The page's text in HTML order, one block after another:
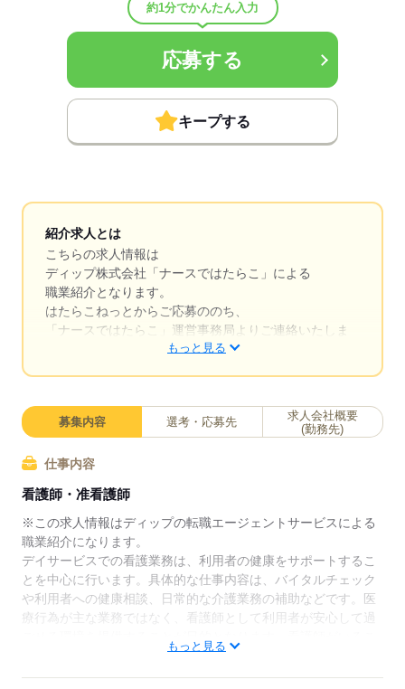
約1分でかんたん入力
応募する
キープする
紹介求人とは
こちらの求人情報は
ディップ株式会社「ナースではたらこ」による
職業紹介となります。
はたらこねっとからご応募ののち、
「ナースではたらこ」運営事務局よりご連絡いたしま
求職中の看護師さんの転職を専任の
キャリアアドバイザーが入職まで無料でサポートいた
日本最大級の求人情報の中からぴったりな求人をご紹
介。
履歴書作成のアドバイスや面接日の調整だけでなく、
お給料、お休み、入職時期の交渉もサポートします。
【もちろん無料】
費用は一切かかりません。
もっと見る
募集内容 選考・応募先
求人会社概要
(勤務先)
仕事内容
看護師・准看護師
※この求人情報はディップの転職エージェントサービスによる
職業紹介になります。
デイサービスでの看護業務は、利用者の健康をサポートするこ
とを中心に行います。具体的な仕事内容は、バイタルチェック
や利用者への健康相談、日常的な介護業務の補助などです。医
療行為が主な業務ではなく、看護師として利用者が安心して過
とで、利用者やそのご家族にとっては、急な体調不良や健康に
関する不安を軽減し、安心して暮らせる体制が整います。医療
もっと見る